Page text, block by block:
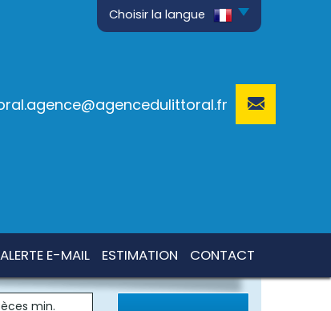
Choisir la langue
ALERTE E-MAIL ESTIMATION CONTACT